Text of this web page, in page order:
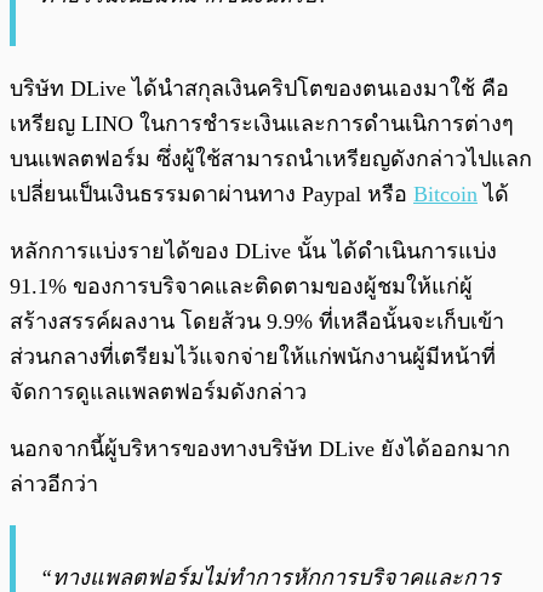
บริษัท DLive ได้นำสกุลเงินคริปโตของตนเองมาใช้ คือ
เหรียญ LINO ในการชำระเงินและการดำนเนิการต่างๆ
บนแพลตฟอร์ม ซึ่งผู้ใช้สามารถนำเหรียญดังกล่าวไปแลก
เปลี่ยนเป็นเงินธรรมดาผ่านทาง Paypal หรือ Bitcoin ได้
หลักการแบ่งรายได้ของ DLive นั้น ได้ดำเนินการแบ่ง
91.1% ของการบริจาคและติดตามของผู้ชมให้แก่ผู้
สร้างสรรค์ผลงาน โดยส้วน 9.9% ที่เหลือนั้นจะเก็บเข้า
ส่วนกลางที่เตรียมไว้แจกจ่ายให้แก่พนักงานผู้มีหน้าที่
จัดการดูแลแพลตฟอร์มดังกล่าว
นอกจากนี้ผู้บริหารของทางบริษัท DLive ยังได้ออกมาก
ล่าวอีกว่า
“ทางแพลตฟอร์มไม่ทำการหักการบริจาคและการ